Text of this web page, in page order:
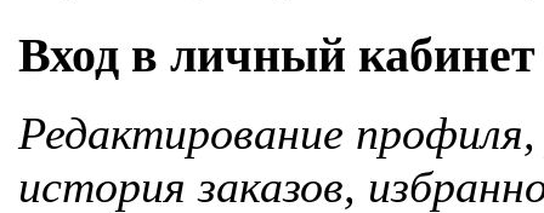
Вход в личный кабинет
Редактирование
история заказов,